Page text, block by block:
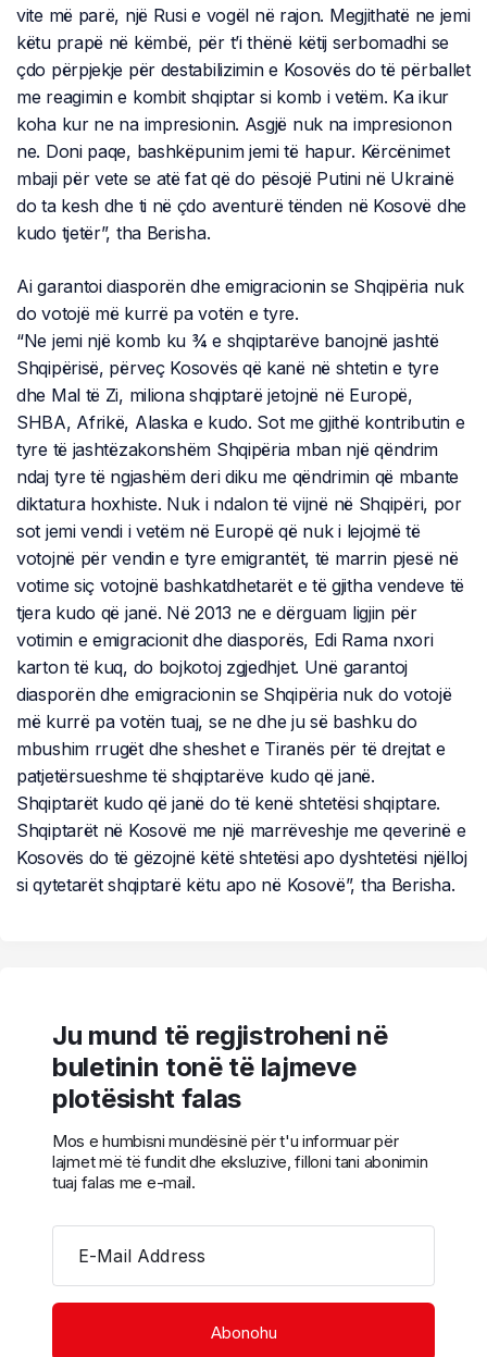
vite më parë, një Rusi e vogël në rajon. Megjithatë ne jemi
këtu prapë në këmbë, për t’i thënë këtij serbomadhi se
çdo përpjekje për destabilizimin e Kosovës do të përballet
me reagimin e kombit shqiptar si komb i vetëm. Ka ikur
koha kur ne na impresionin. Asgjë nuk na impresionon
ne. Doni paqe, bashkëpunim jemi të hapur. Kërcënimet
mbaji për vete se atë fat që do pësojë Putini në Ukrainë
do ta kesh dhe ti në çdo aventurë tënden në Kosovë dhe
kudo tjetër”, tha Berisha.
Ai garantoi diasporën dhe emigracionin se Shqipëria nuk
do votojë më kurrë pa votën e tyre.
“Ne jemi një komb ku ¾ e shqiptarëve banojnë jashtë
Shqipërisë, përveç Kosovës që kanë në shtetin e tyre
dhe Mal të Zi, miliona shqiptarë jetojnë në Europë,
SHBA, Afrikë, Alaska e kudo. Sot me gjithë kontributin e
tyre të jashtëzakonshëm Shqipëria mban një qëndrim
ndaj tyre të ngjashëm deri diku me qëndrimin që mbante
diktatura hoxhiste. Nuk i ndalon të vijnë në Shqipëri, por
sot jemi vendi i vetëm në Europë që nuk i lejojmë të
votojnë për vendin e tyre emigrantët, të marrin pjesë në
votime siç votojnë bashkatdhetarët e të gjitha vendeve të
tjera kudo që janë. Në 2013 ne e dërguam ligjin për
votimin e emigracionit dhe diasporës, Edi Rama nxori
karton të kuq, do bojkotoj zgjedhjet. Unë garantoj
diasporën dhe emigracionin se Shqipëria nuk do votojë
më kurrë pa votën tuaj, se ne dhe ju së bashku do
mbushim rrugët dhe sheshet e Tiranës për të drejtat e
patjetërsueshme të shqiptarëve kudo që janë.
Shqiptarët kudo që janë do të kenë shtetësi shqiptare.
Shqiptarët në Kosovë me një marrëveshje me qeverinë e
Kosovës do të gëzojnë këtë shtetësi apo dyshtetësi njëlloj
si qytetarët shqiptarë këtu apo në Kosovë”, tha Berisha.
Ju mund të regjistroheni në
buletinin tonë të lajmeve
plotësisht falas
Mos e humbisni mundësinë për t'u informuar për
lajmet më të fundit dhe eksluzive, filloni tani abonimin
tuaj falas me e-mail.
E-Mail Address